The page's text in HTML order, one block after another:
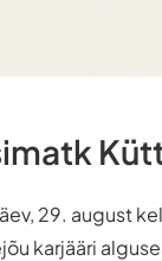
29. august
karjääri